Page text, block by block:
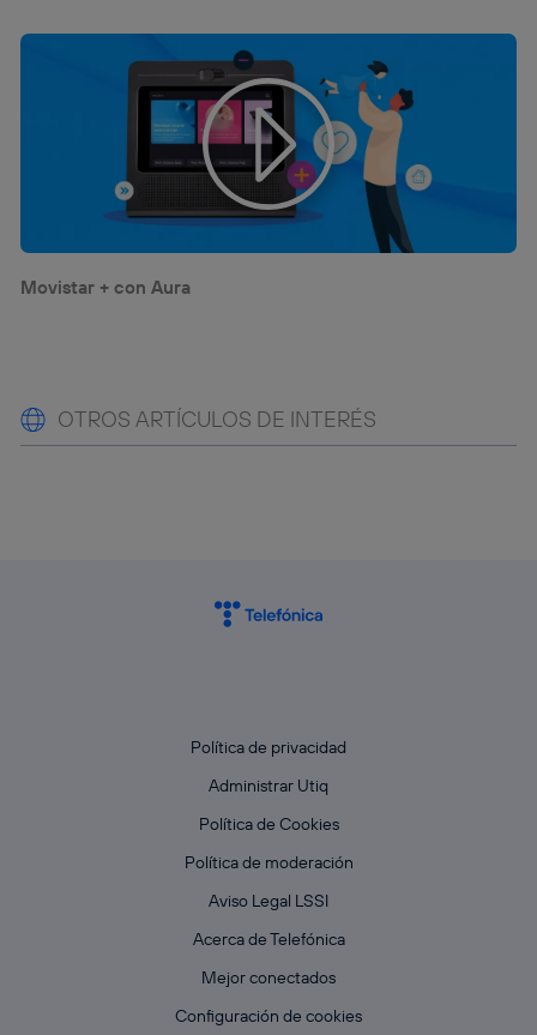
Movistar + con Aura
OTROS ARTÍCULOS DE INTERÉS
Política de privacidad
Administrar Utiq
Política de Cookies
Política de moderación
Aviso Legal LSSI
Acerca de Telefónica
Mejor conectados
Configuración de cookies